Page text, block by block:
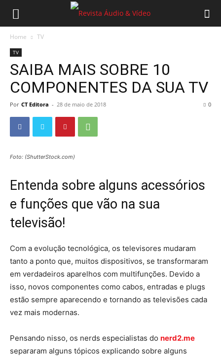
Home TV
TV
SAIBA MAIS SOBRE 10
COMPONENTES DA SUA TV
Por CT Editora - 28 de maio de 2018 0
Foto: (ShutterStock.com)
Entenda sobre alguns acessórios
e funções que vão na sua
televisão!
Com a evolução tecnológica, os televisores mudaram
tanto a ponto que, muitos dispositivos, se transformaram
em verdadeiros aparelhos com multifunções. Devido a
isso, novos componentes como cabos, entradas e plugs
estão sempre aparecendo e tornando as televisões cada
vez mais modernas.
Pensando nisso, os nerds especialistas do nerd2.me
separaram alguns tópicos explicando sobre alguns